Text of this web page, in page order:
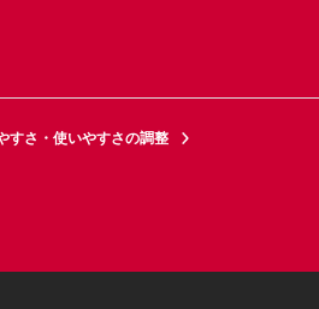
すさ・使いやすさの調整